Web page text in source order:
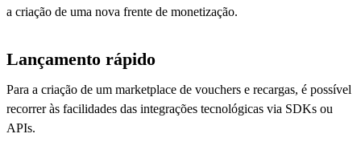
a criação de uma nova frente de monetização.
Lançamento rápido
Para a criação de um marketplace de vouchers e recargas, é possível
recorrer às facilidades das integrações tecnológicas via SDKs ou
APIs.